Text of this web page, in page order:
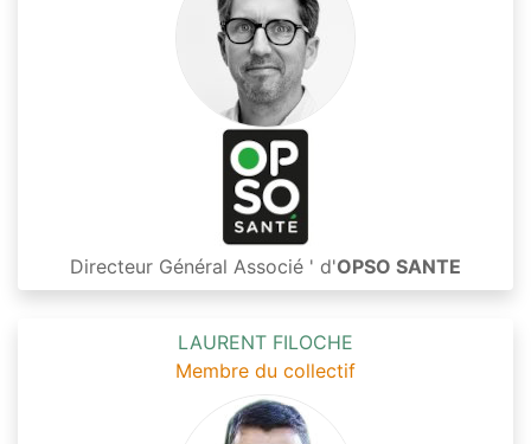
Directeur Général Associé ' d'OPSO SANTE
LAURENT FILOCHE
Membre du collectif